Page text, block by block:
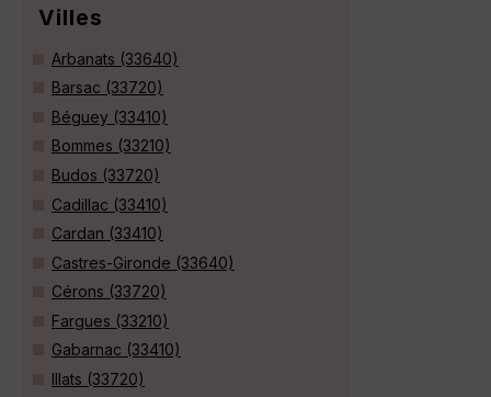
Villes
Arbanats (33640)
Barsac (33720)
Béguey (33410)
Bommes (33210)
Budos (33720)
Cadillac (33410)
Cardan (33410)
Castres-Gironde (33640)
Cérons (33720)
Fargues (33210)
Gabarnac (33410)
Illats (33720)